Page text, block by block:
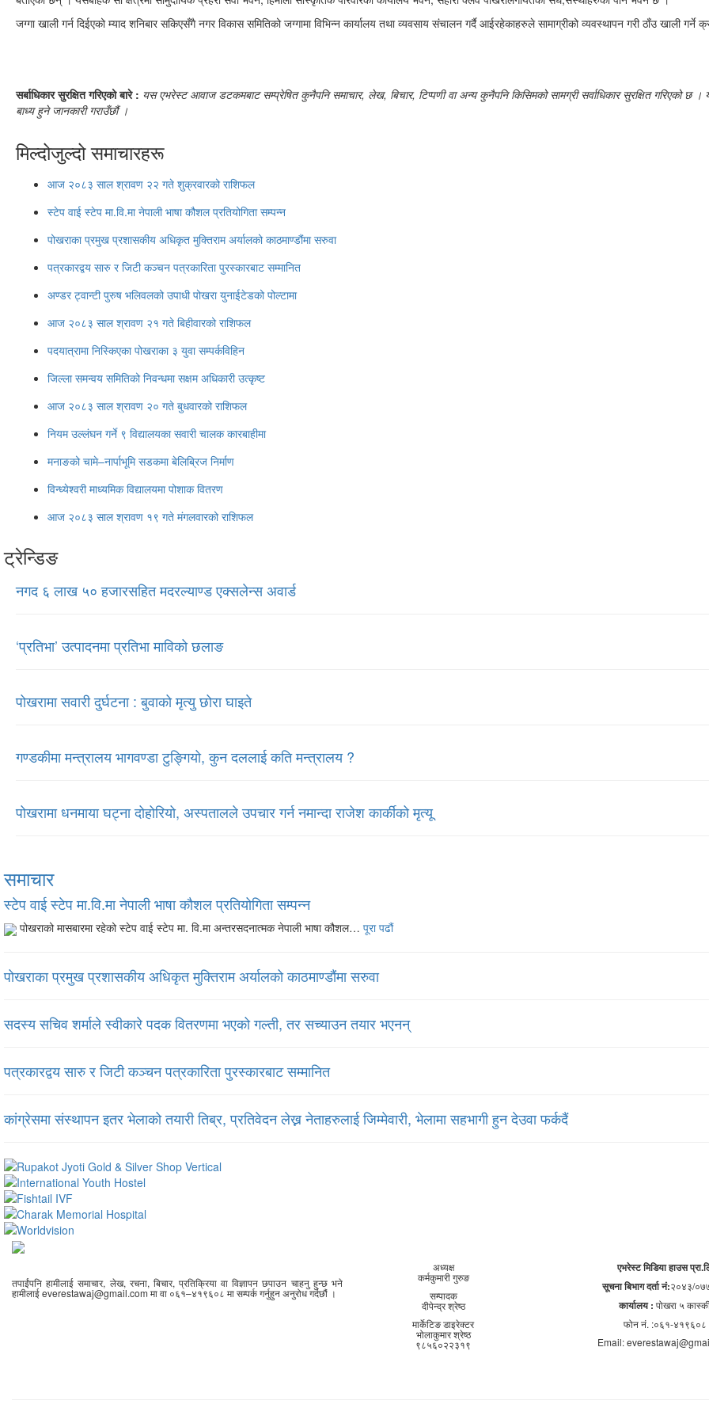
जग्गा खाली गर्न दिईएको म्याद शनिबार सकिएसँगै नगर विकास समितिको जग्गामा विभिन्न कार्यालय तथा व्यवसाय संचालन गर्दै आईरहेकाहरुले सामाग्रीको व्यवस्थापन गरी ठाँउ खाली
सर्बाधिकार सुरक्षित गरिएको बारे : यस एभरेस्ट आवाज डटकमबाट सम्प्रेषित कुनैपनि समाचार, लेख, बिचार, टिप्पणी वा अन्य कुनैपनि किसिमको सामग्री सर्वाधिकार सुरक्षित गरिएको छ ।
बाध्य हुने जानकारी गराउँछौं ।
मिल्दोजुल्दो समाचारहरू
आज २०८३ साल श्रावण २२ गते शुक्रवारको राशिफल
स्टेप वाई स्टेप मा.वि.मा नेपाली भाषा कौशल प्रतियोगिता सम्पन्न
पोखराका प्रमुख प्रशासकीय अधिकृत मुक्तिराम अर्यालको काठमाण्डौंमा सरुवा
पत्रकारद्वय सारु र जिटी कञ्चन पत्रकारिता पुरस्कारबाट सम्मानित
अण्डर ट्वान्टी पुरुष भलिवलको उपाधी पोखरा युनाईटेडको पोल्टामा
आज २०८३ साल श्रावण २१ गते बिहीवारको राशिफल
पदयात्रामा निस्किएका पोखराका ३ युवा सम्पर्कविहिन
जिल्ला समन्वय समितिको निवन्धमा सक्षम अधिकारी उत्कृष्ट
आज २०८३ साल श्रावण २० गते बुधवारको राशिफल
नियम उल्लंघन गर्ने ९ विद्यालयका सवारी चालक कारबाहीमा
मनाङको चामे–नार्पाभूमि सडकमा बेलिब्रिज निर्माण
विन्ध्येश्वरी माध्यमिक विद्यालयमा पोशाक वितरण
आज २०८३ साल श्रावण १९ गते मंगलवारको राशिफल
ट्रेन्डिङ
नगद ६ लाख ५० हजारसहित मदरल्याण्ड एक्सलेन्स अवार्ड
‘प्रतिभा’ उत्पादनमा प्रतिभा माविको छलाङ
पोखरामा सवारी दुर्घटना : बुवाको मृत्यु छोरा घाइते
गण्डकीमा मन्त्रालय भागवण्डा टुङ्गियो, कुन दललाई कति मन्त्रालय ?
पोखरामा धनमाया घट्ना दोहोरियो, अस्पतालले उपचार गर्न नमान्दा राजेश कार्कीको मृत्यू
समाचार
स्टेप वाई स्टेप मा.वि.मा नेपाली भाषा कौशल प्रतियोगिता सम्पन्न
पोखराको मासबारमा रहेको स्टेप वाई स्टेप मा. वि.मा अन्तरसदनात्मक नेपाली भाषा कौशल… पूरा पढौं
पोखराका प्रमुख प्रशासकीय अधिकृत मुक्तिराम अर्यालको काठमाण्डौंमा सरुवा
सदस्य सचिव शर्माले स्वीकारे पदक वितरणमा भएको गल्ती, तर सच्याउन तयार भएनन्
पत्रकारद्वय सारु र जिटी कञ्चन पत्रकारिता पुरस्कारबाट सम्मानित
कांग्रेसमा संस्थापन इतर भेलाको तयारी तिब्र, प्रतिवेदन लेख्न नेताहरुलाई जिम्मेवारी, भेलामा सहभागी हुन देउवा फर्कदैं
तपाईंपनि हामीलाई समाचार, लेख, रचना, बिचार, प्रतिक्रिया वा विज्ञापन छपाउन चाहनु हुन्छ भने
हामीलाई everestawaj@gmail.com मा वा ०६१–४१९६०८ मा सम्पर्क गर्नुहुन अनुरोध गर्दछौं ।
अध्यक्ष
कर्मकुमारी गुरुङ
सम्पादक
दीपेन्द्र श्रेष्ठ
मार्केटिङ डाइरेक्टर
भोलाकुमार श्रेष्ठ
९८५६०२२३१९
एभरेस्ट मिडिया हाउस
सूचना बिभाग दर्ता नं:२०४३/
कार्यालय : पोखरा ५
फोन नं. :०६१-४१९६०८
Email: